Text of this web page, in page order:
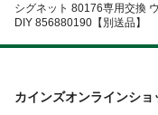
シグネット 80176専用交換
DIY 856880190【別送品】
カインズオンラインショ